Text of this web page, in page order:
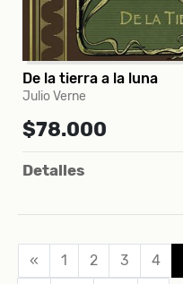
De la tierra a la luna
Julio Verne
$78.000
Detalles
« 1 2 3 4